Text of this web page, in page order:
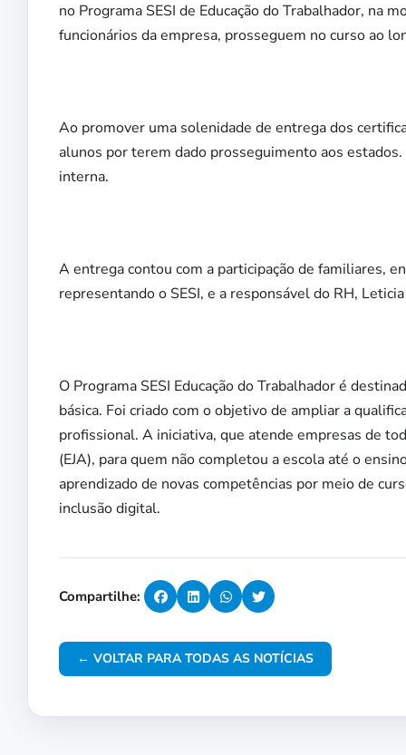
no Programa SESI de Educação do Trabalhador, na
funcionários da empresa, prosseguem no curso ao
Ao promover uma solenidade de entrega dos
alunos por terem dado prosseguimento aos
interna.
A entrega contou com a participação de familiares,
representando o SESI, e a responsável do RH,
O Programa SESI Educação do Trabalhador é
básica. Foi criado com o objetivo de ampliar a
profissional. A iniciativa, que atende empresas de
(EJA), para quem não completou a escola até o
aprendizado de novas competências por meio de
inclusão digital.
Compartilhe:
← VOLTAR PARA TODAS AS NOTÍCIAS